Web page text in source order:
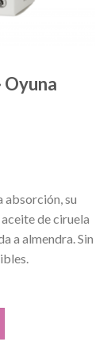
absorción, su
de ciruela
a almendra. Sin